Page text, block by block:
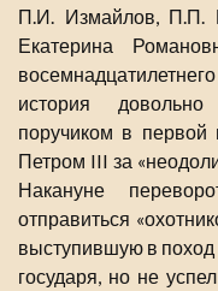
П.И. Измайлов, П.П.
Екатерина
история
поручиком в
Петром III за
Накануне
отправиться
выступившую в поход
государя, но не